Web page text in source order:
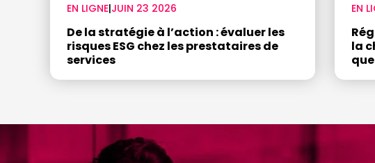
EN LIGNE|JUIN 23 2026
De la stratégie à l’action : évaluer les
risques ESG chez les prestataires de
services
EN
la